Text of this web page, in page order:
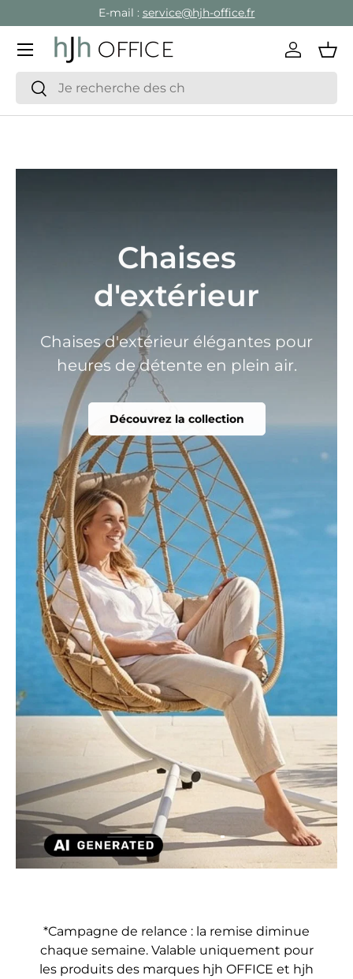
Aller au contenu
E-mail : service@hjh-office.fr
Recherche
Rechercher
Se
Menu
Chaises
d'extérieur
Chaises d'extérieur élégantes pour
heures de détente en plein air.
Découvrez la collection
Charger la diapositive 1 de 4
Charger la diapositive 2 de 4
Charger la diapositive 3
Charger la
*Campagne de relance : la remise diminue
chaque semaine. Valable uniquement pour
les produits des marques hjh OFFICE et hjh